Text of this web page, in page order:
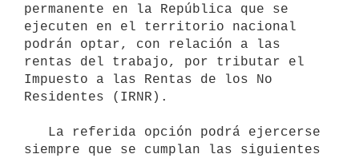
permanente en la República que se
ejecuten en el territorio nacional
podrán optar, con relación a las
rentas del trabajo, por tributar el
Impuesto a las Rentas de los No
Residentes (IRNR).
siempre que se cumplan las siguientes